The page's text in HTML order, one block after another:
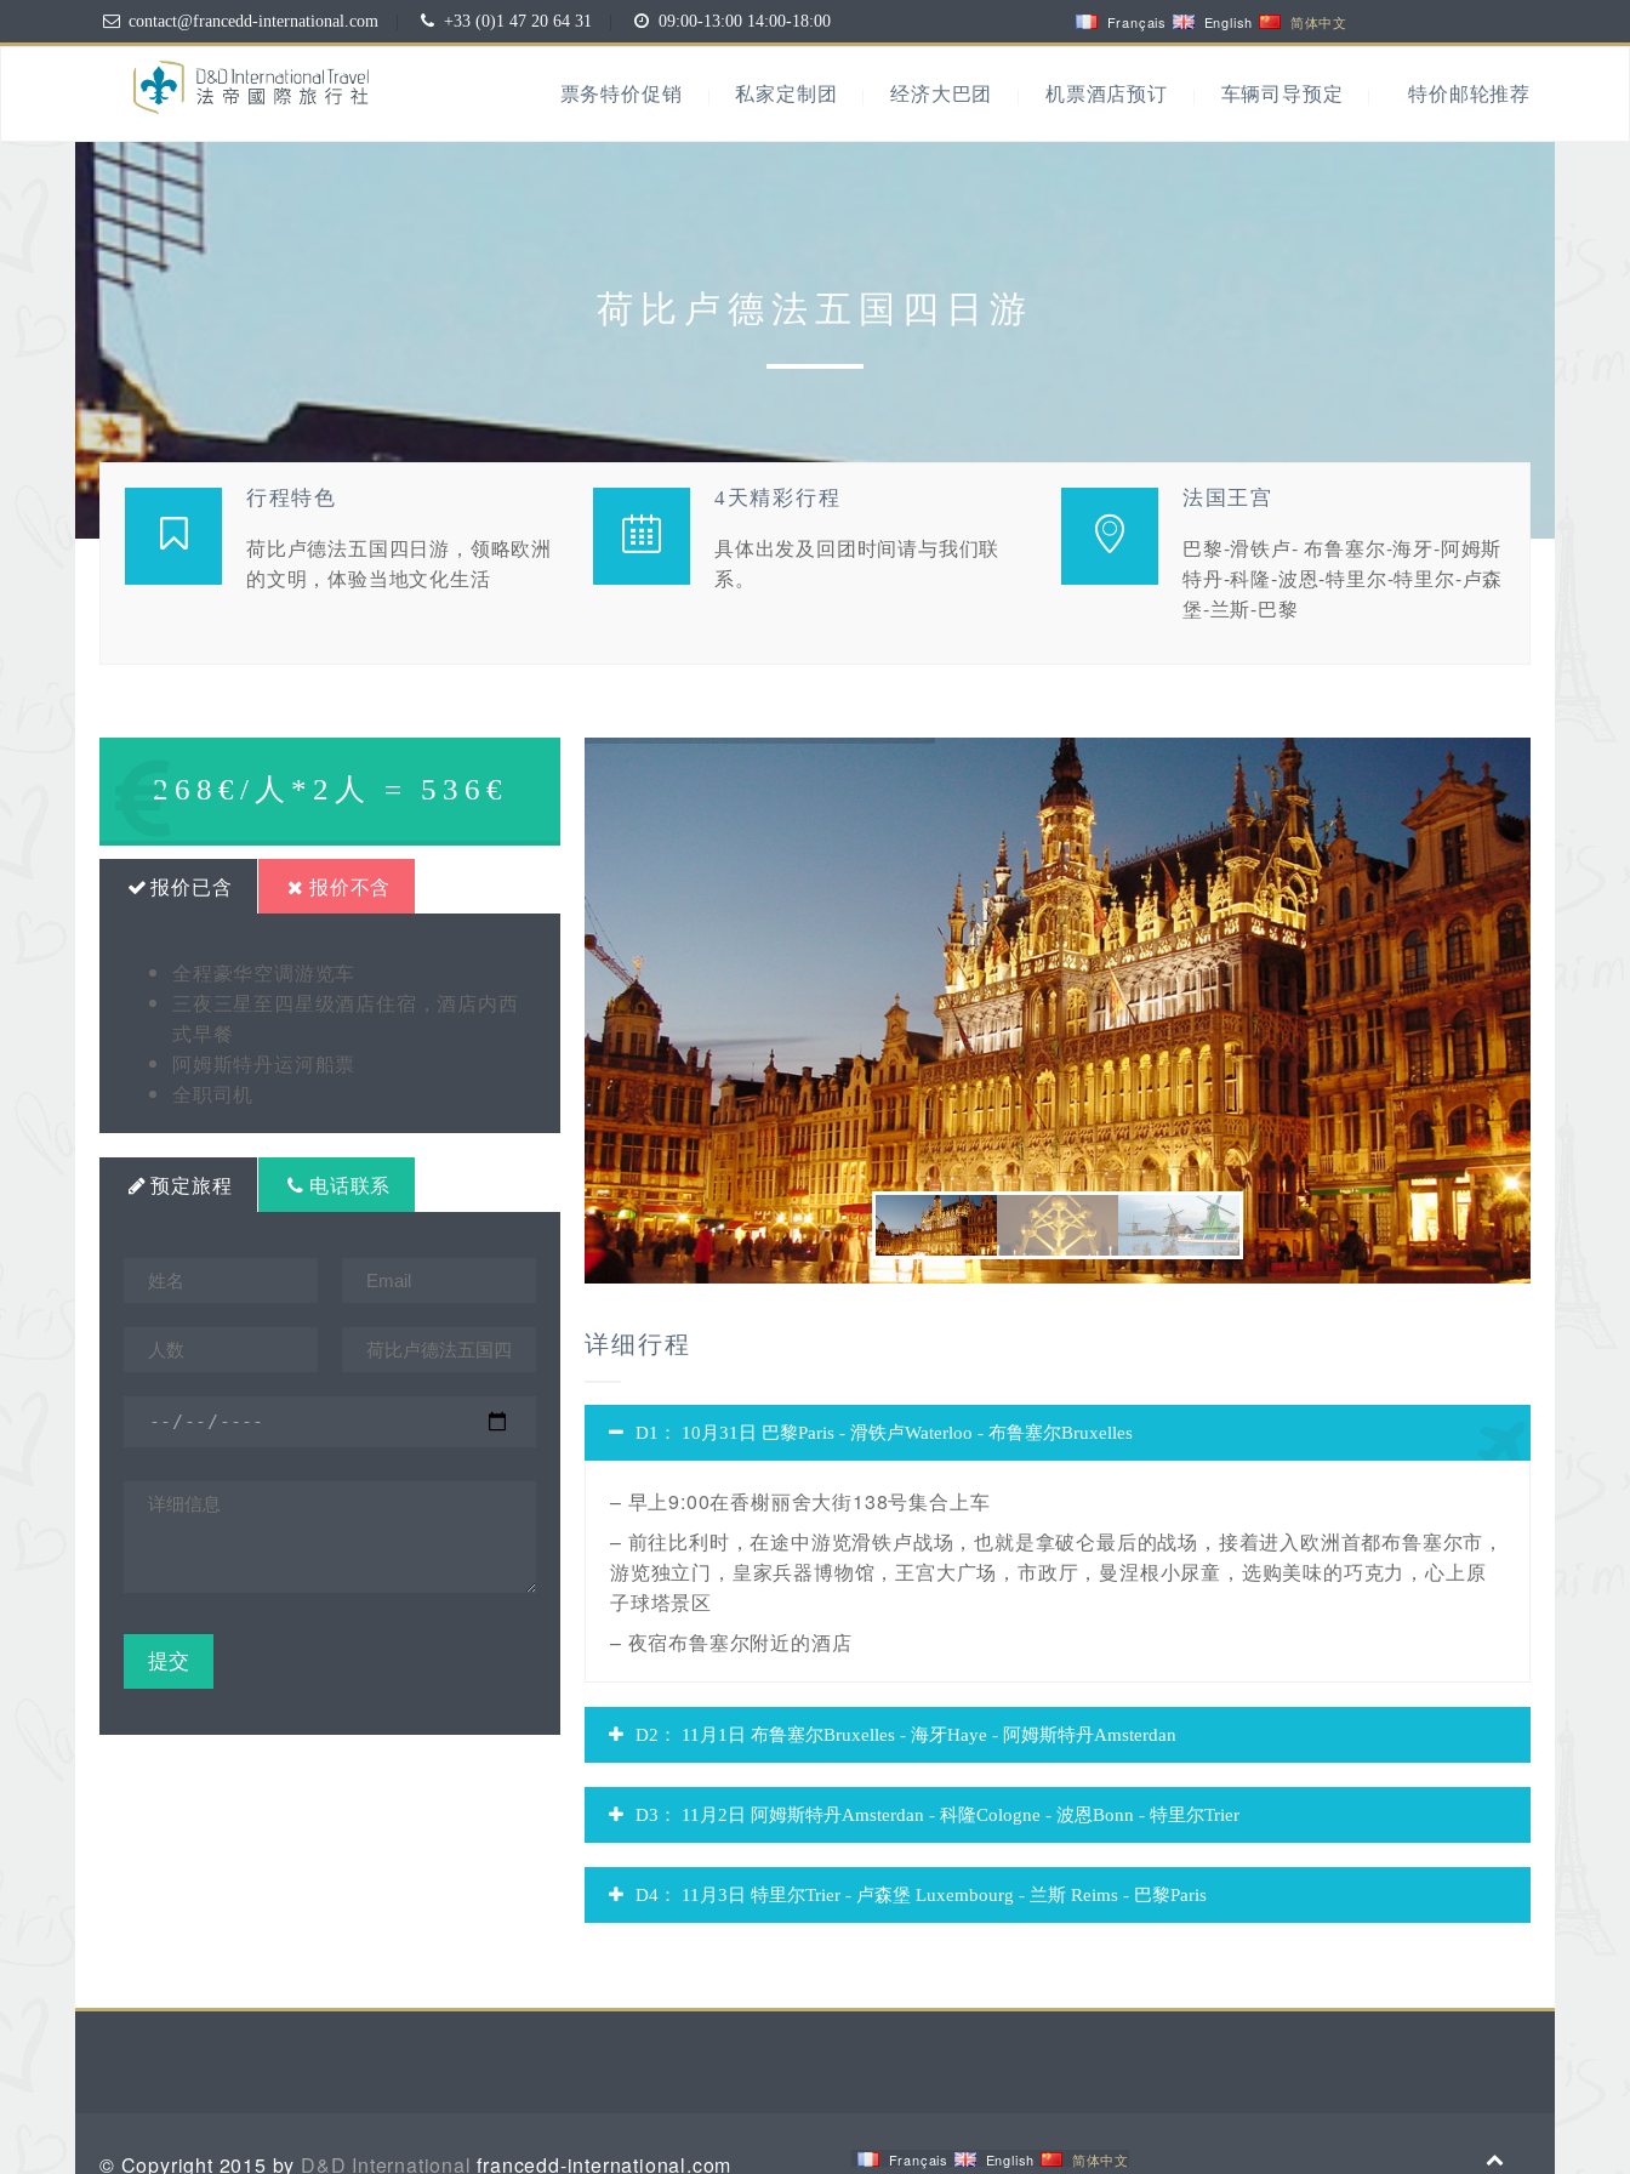
contact@francedd-international.com +33 (0)1 47 20 64 31 09:00-13:00 14:00-18:00 Français English 简体中文
票务特价促销 私家定制团 经济大巴团 机票酒店预订 车辆司导预定 特价邮轮推荐
荷比卢德法五国四日游
行程特色
荷比卢德法五国四日游，领略欧洲
的文明，体验当地文化生活
4天精彩行程
具体出发及回团时间请与我们联
系。
法国王宫
巴黎-滑铁卢- 布鲁塞尔-海牙-阿姆斯
特丹-科隆-波恩-特里尔-特里尔-卢森
堡-兰斯-巴黎
268€/人*2人 = 536€
报价已含 报价不含
全程豪华空调游览车
三夜三星至四星级酒店住宿，酒店内西
式早餐
阿姆斯特丹运河船票
全职司机
预定旅程 电话联系
详细行程
D1： 10月31日 巴黎Paris - 滑铁卢Waterloo - 布鲁塞尔Bruxelles
– 早上9:00在香榭丽舍大街138号集合上车
– 前往比利时，在途中游览滑铁卢战场，也就是拿破仑最后的战场，接着进入欧洲首都布鲁塞尔市，
游览独立门，皇家兵器博物馆，王宫大广场，市政厅，曼涅根小尿童，选购美味的巧克力，心上原
子球塔景区
– 夜宿布鲁塞尔附近的酒店
D2： 11月1日 布鲁塞尔Bruxelles - 海牙Haye - 阿姆斯特丹Amsterdan
D3： 11月2日 阿姆斯特丹Amsterdan - 科隆Cologne - 波恩Bonn - 特里尔Trier
D4： 11月3日 特里尔Trier - 卢森堡 Luxembourg - 兰斯 Reims - 巴黎Paris
© Copyright 2015 by D&D International francedd-international.com Français English 简体中文